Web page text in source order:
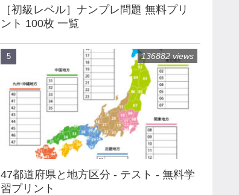
［初級レベル］ナンプレ問題 無料プリ
ント 100枚 一覧
47都道府県と地方区分 - テスト - 無料学
習プリント
136882 views